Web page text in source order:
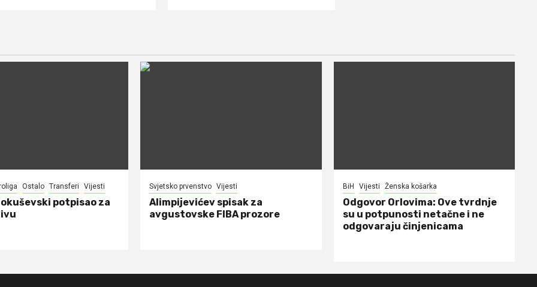
Ostalo Transferi Vijesti
potpisao za
Svjetsko prvenstvo Vijesti
Alimpijevićev spisak za
avgustovske FIBA prozore
BiH Vijesti Ženska košarka
Odgovor Orlovima: ​Ove tvrdnje
su u potpunosti netačne i ne
odgovaraju činjenicama